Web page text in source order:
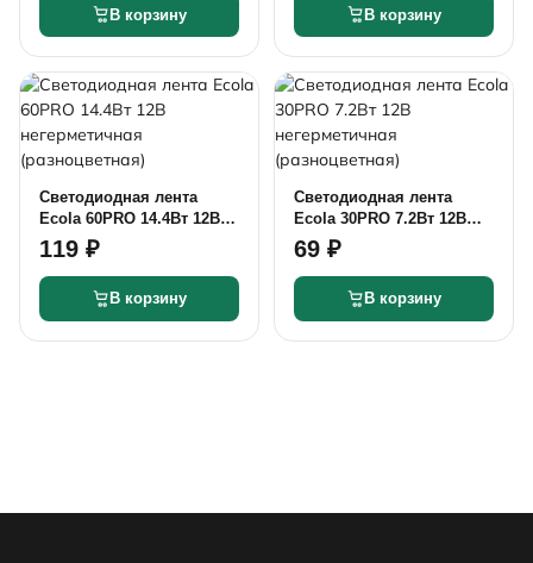
В корзину В корзину
Светодиодная лента
Ecola 60PRO 14.4Вт 12В
негерметичная
(разноцветная)
119 ₽
В корзину
Светодиодная лента
Ecola 30PRO 7.2Вт 12В
негерметичная
(разноцветная)
69 ₽
В корзину